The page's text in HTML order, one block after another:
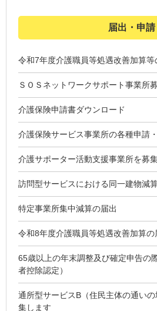
届出・申請
令和7年度介護職員等処遇改善加算等
ＳＯＳネットワークサポート事業所
介護保険申請書ダウンロード
介護保険サービス事業所の各種申請
介護サポーター活動支援事業所を募
訪問型サービスにおける同一建物減
特定事業所集中減算の届出
令和8年度介護職員等処遇改善加算の
65歳以上の年末調整及び確定申告の
者控除認定）
通所型サービスB（住民主体の通い
集します